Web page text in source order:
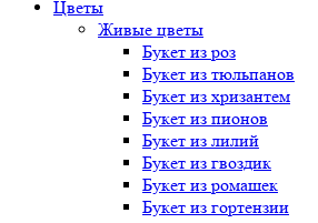
Цветы
Живые цветы
Букет из роз
Букет из тюльпанов
Букет из хризантем
Букет из пионов
Букет из лилий
Букет из гвоздик
Букет из ромашек
Букет из гортензии